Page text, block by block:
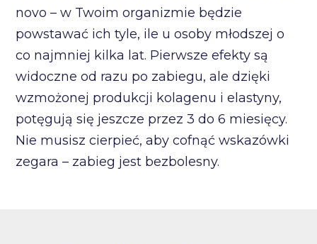
novo – w Twoim organizmie będzie
powstawać ich tyle, ile u osoby młodszej o
co najmniej kilka lat. Pierwsze efekty są
widoczne od razu po zabiegu, ale dzięki
wzmożonej produkcji kolagenu i elastyny,
potęgują się jeszcze przez 3 do 6 miesięcy.
Nie musisz cierpieć, aby cofnąć wskazówki
zegara – zabieg jest bezbolesny.